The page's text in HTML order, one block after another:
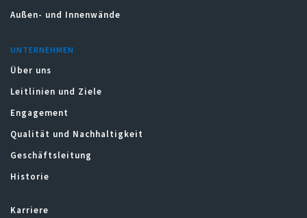
Außen- und Innenwände
UNTERNEHMEN
Über uns
Leitlinien und Ziele
Engagement
Qualität und Nachhaltigkeit
Geschäftsleitung
Historie
Karriere